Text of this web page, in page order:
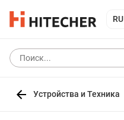
RU
Устройства и Техника